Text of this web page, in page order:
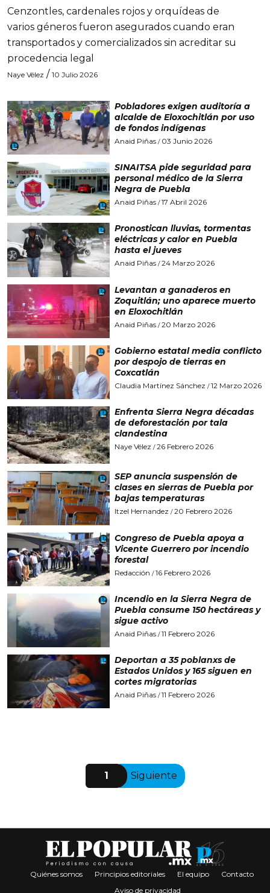
Cenzontles, cardenales rojos y orquídeas de
varios géneros fueron asegurados cuando eran
transportados y comercializados sin acreditar su
procedencia legal
Naye Vélez / 10 Julio 2026
Pobladores exigen auditoría a
alcalde de Eloxochitlán por uso
de fondos indígenas
Anaid Piñas/ 03 Junio 2026
SINAITSA pide seguridad para
personal médico de la Sierra
Negra de Puebla
Anaid Piñas/17 Abril 2026
Pronostican lluvias, tormentas
eléctricas y calor en Puebla
hasta el jueves
Anaid Piñas/24 Marzo 2026
Levantan a ganaderos en
Zoquitlán; uno aparece muerto
en Eloxochitlán
Anaid Piñas/20 Marzo 2026
Gobierno estatal media conflicto
por despojo de tierras en
Coxcatlán
Claudia Martínez Sánchez /12 Marzo 2026
Enfrenta Sierra Negra décadas
de deforestación por tala
clandestina
Naye Vélez /26 Febrero 2026
SEP anuncia suspensión de
clases en sierras de Puebla por
bajas temperaturas
Itzel Hernandez /20 Febrero 2026
Congreso de Puebla apoya a
Vicente Guerrero por incendio
forestal
Redacción /16 Febrero 2026
Incendio en la Sierra Negra de
Puebla consume 150 hectáreas y
sigue activo
Anaid Piñas/11 Febrero 2026
Deportan a 35 poblanxs de
Estados Unidos y 165 siguen en
cortes migratorias
Anaid Piñas/11 Febrero 2026
1 Siguiente
Quiénes somos Principios editoriales El equipo
Contacto
Aviso de privacidad